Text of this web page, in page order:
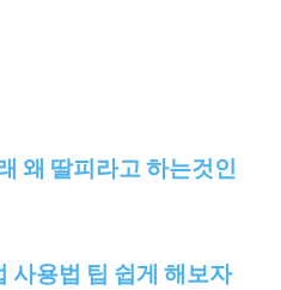
왜 딸피라고 하는것인
사용법 팁 쉽게 해보자